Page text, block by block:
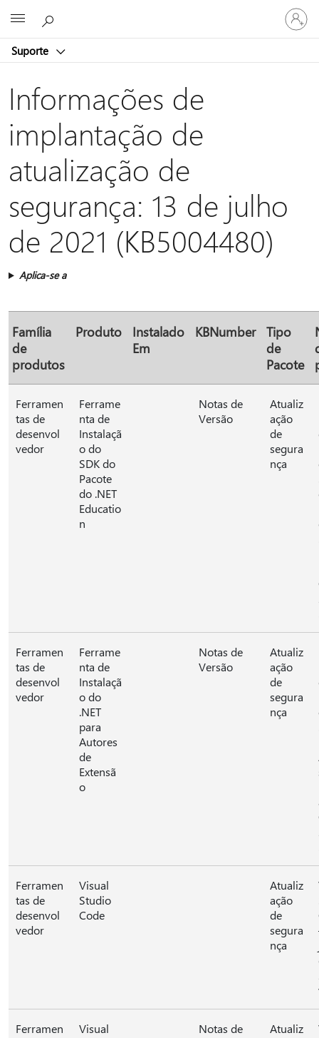
Suporte
Entre
em
sua
Informações de
implantação de
atualização de
segurança: 13 de julho
de 2021 (KB5004480)
Aplica-se a
Família
de
produtos
Produto
Instalado
Em
KBNumber
Tipo
de
Pacote
Ferramen
tas de
desenvol
vedor
Ferrame
nta de
Instalaçã
o do
SDK do
Pacote
do .NET
Educatio
n
Notas de
Versão
Atualiz
ação
de
segura
nça
Ferramen
tas de
desenvol
vedor
Ferrame
nta de
Instalaçã
o do
.NET
para
Autores
de
Extensã
o
Notas de
Versão
Atualiz
ação
de
segura
nça
Ferramen
tas de
desenvol
vedor
Visual
Studio
Code
Atualiz
ação
de
segura
nça
Ferramen
Visual
Notas de
Atualiz